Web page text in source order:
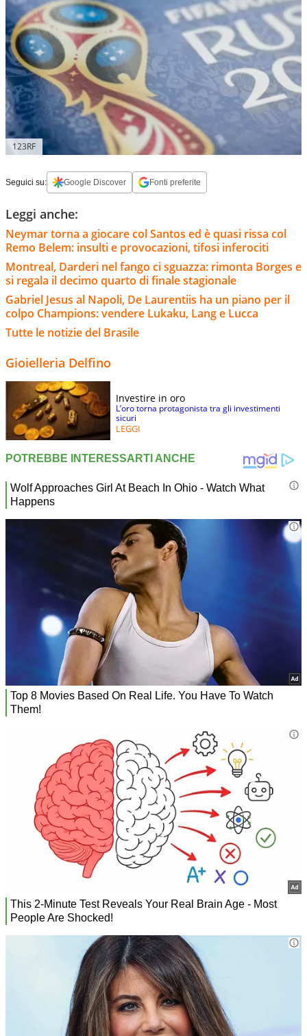
123RF
Seguici su: Google Discover Fonti preferite
Leggi anche:
Neymar torna a giocare col Santos ed è quasi rissa col
Remo Belem: insulti e provocazioni, tifosi inferociti
Montreal, Darderi nel fango ci sguazza: rimonta Borges e
si regala il decimo quarto di finale stagionale
Gabriel Jesus al Napoli, De Laurentiis ha un piano per il
colpo Champions: vendere Lukaku, Lang e Lucca
Tutte le notizie del Brasile
Gioielleria Delfino
Investire in oro
L’oro torna protagonista tra gli investimenti
sicuri
LEGGI